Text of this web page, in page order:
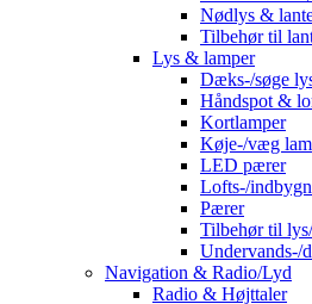
Nødlys &
Tilbehør til
Lys & lamper
Dæks-/søge
Håndspot &
Kortlamper
Køje-/væg
LED pærer
Lofts-/
Pærer
Tilbehør til
Undervands-/
Navigation & Radio/Lyd
Radio & Højttaler